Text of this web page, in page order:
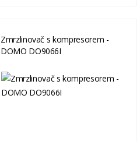
Zmrzlinovač s kompresorem -
DOMO DO9066I